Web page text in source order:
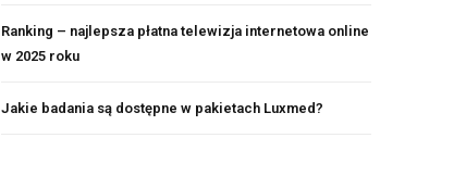
Ranking – najlepsza płatna telewizja internetowa online
w 2025 roku
Jakie badania są dostępne w pakietach Luxmed?